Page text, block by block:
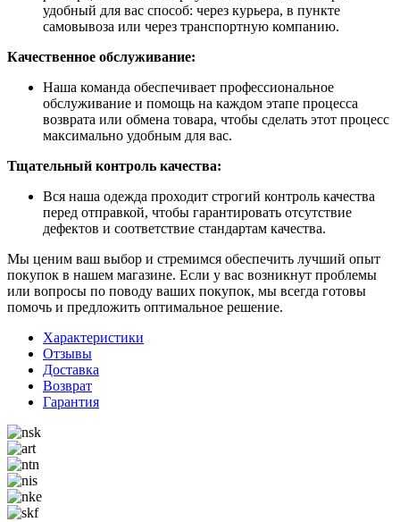
удобный для вас способ: через курьера, в пункте
самовывоза или через транспортную компанию.
Качественное обслуживание:
Наша команда обеспечивает профессиональное
обслуживание и помощь на каждом этапе процесса
возврата или обмена товара, чтобы сделать этот процесс
максимально удобным для вас.
Тщательный контроль качества:
Вся наша одежда проходит строгий контроль качества
перед отправкой, чтобы гарантировать отсутствие
дефектов и соответствие стандартам качества.
Мы ценим ваш выбор и стремимся обеспечить лучший опыт
покупок в нашем магазине. Если у вас возникнут проблемы
или вопросы по поводу ваших покупок, мы всегда готовы
помочь и предложить оптимальное решение.
Характеристики
Отзывы
Доставка
Возврат
Гарантия